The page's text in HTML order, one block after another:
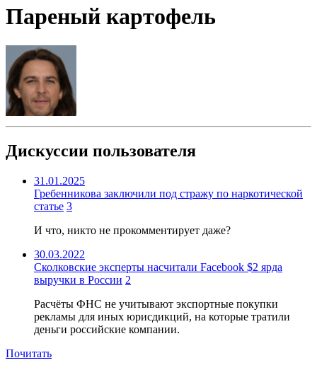
Пареный картофель
Дискуссии пользователя
31.01.2025
Гребенникова заключили под стражу по наркотической
статье 3
И что, никто не прокомментирует даже?
30.03.2022
Сколковские эксперты насчитали Facebook $2 ярда
выручки в России 2
Расчёты ФНС не учитывают экспортные покупки
рекламы для иных юрисдикций, на которые тратили
деньги российские компании.
Почитать